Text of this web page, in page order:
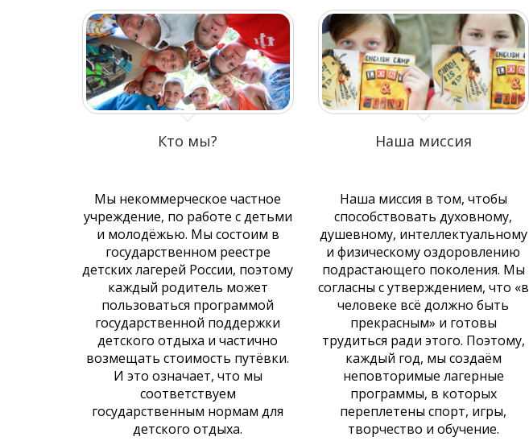
Кто мы?
Мы некоммерческое частное
учреждение, по работе с детьми
и молодёжью. Мы состоим в
государственном реестре
детских лагерей России, поэтому
каждый родитель может
пользоваться программой
государственной поддержки
детского отдыха и частично
возмещать стоимость путёвки.
И это означает, что мы
соответствуем
государственным нормам для
детского отдыха.
Наша миссия
Наша миссия в том, чтобы
способствовать духовному,
душевному, интеллектуальному
и физическому оздоровлению
подрастающего поколения. Мы
согласны с утверждением, что «в
человеке всё должно быть
прекрасным» и готовы
трудиться ради этого. Поэтому,
каждый год, мы создаём
неповторимые лагерные
программы, в которых
переплетены спорт, игры,
творчество и обучение.